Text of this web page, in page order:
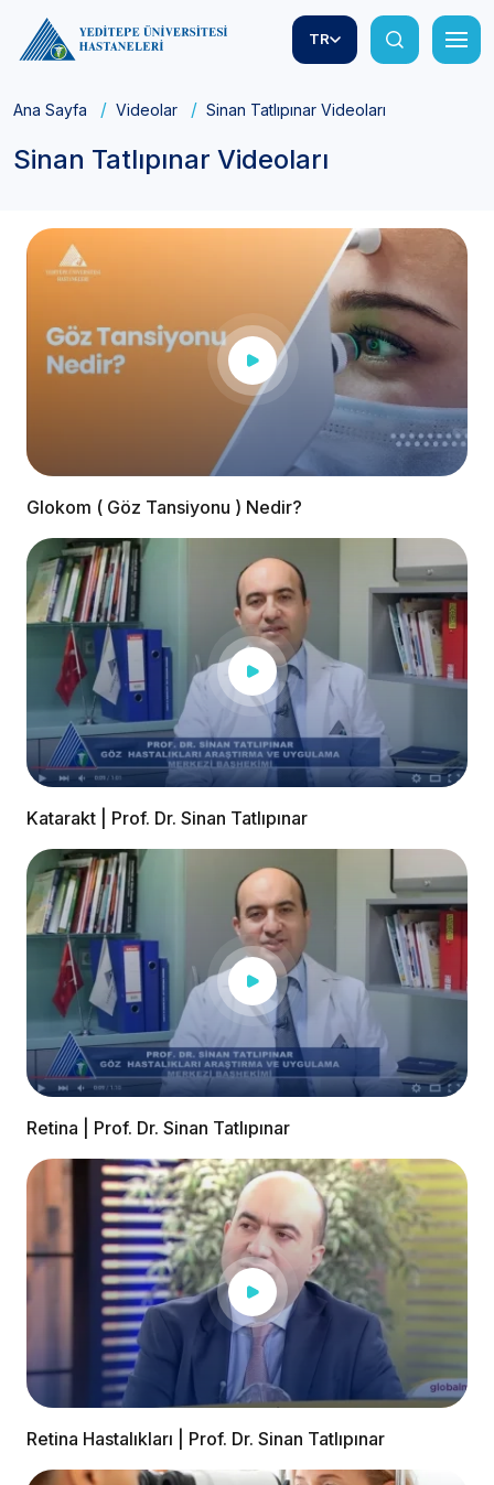
TR
Ana Sayfa Videolar Sinan Tatlıpınar Videoları
Sinan Tatlıpınar Videoları
Glokom ( Göz Tansiyonu ) Nedir?
Katarakt | Prof. Dr. Sinan Tatlıpınar
Retina | Prof. Dr. Sinan Tatlıpınar
Retina Hastalıkları | Prof. Dr. Sinan Tatlıpınar